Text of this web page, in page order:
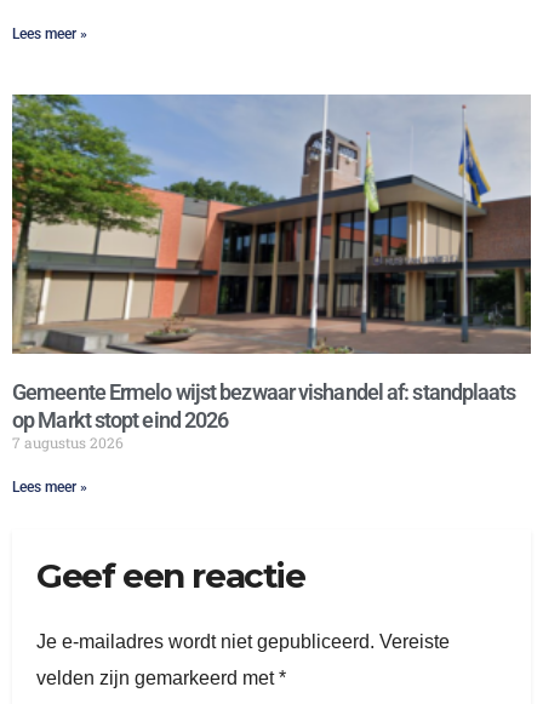
Lees meer »
Gemeente Ermelo wijst bezwaar vishandel af: standplaats
op Markt stopt eind 2026
7 augustus 2026
Lees meer »
Geef een reactie
Je e-mailadres wordt niet gepubliceerd. Vereiste
velden zijn gemarkeerd met*